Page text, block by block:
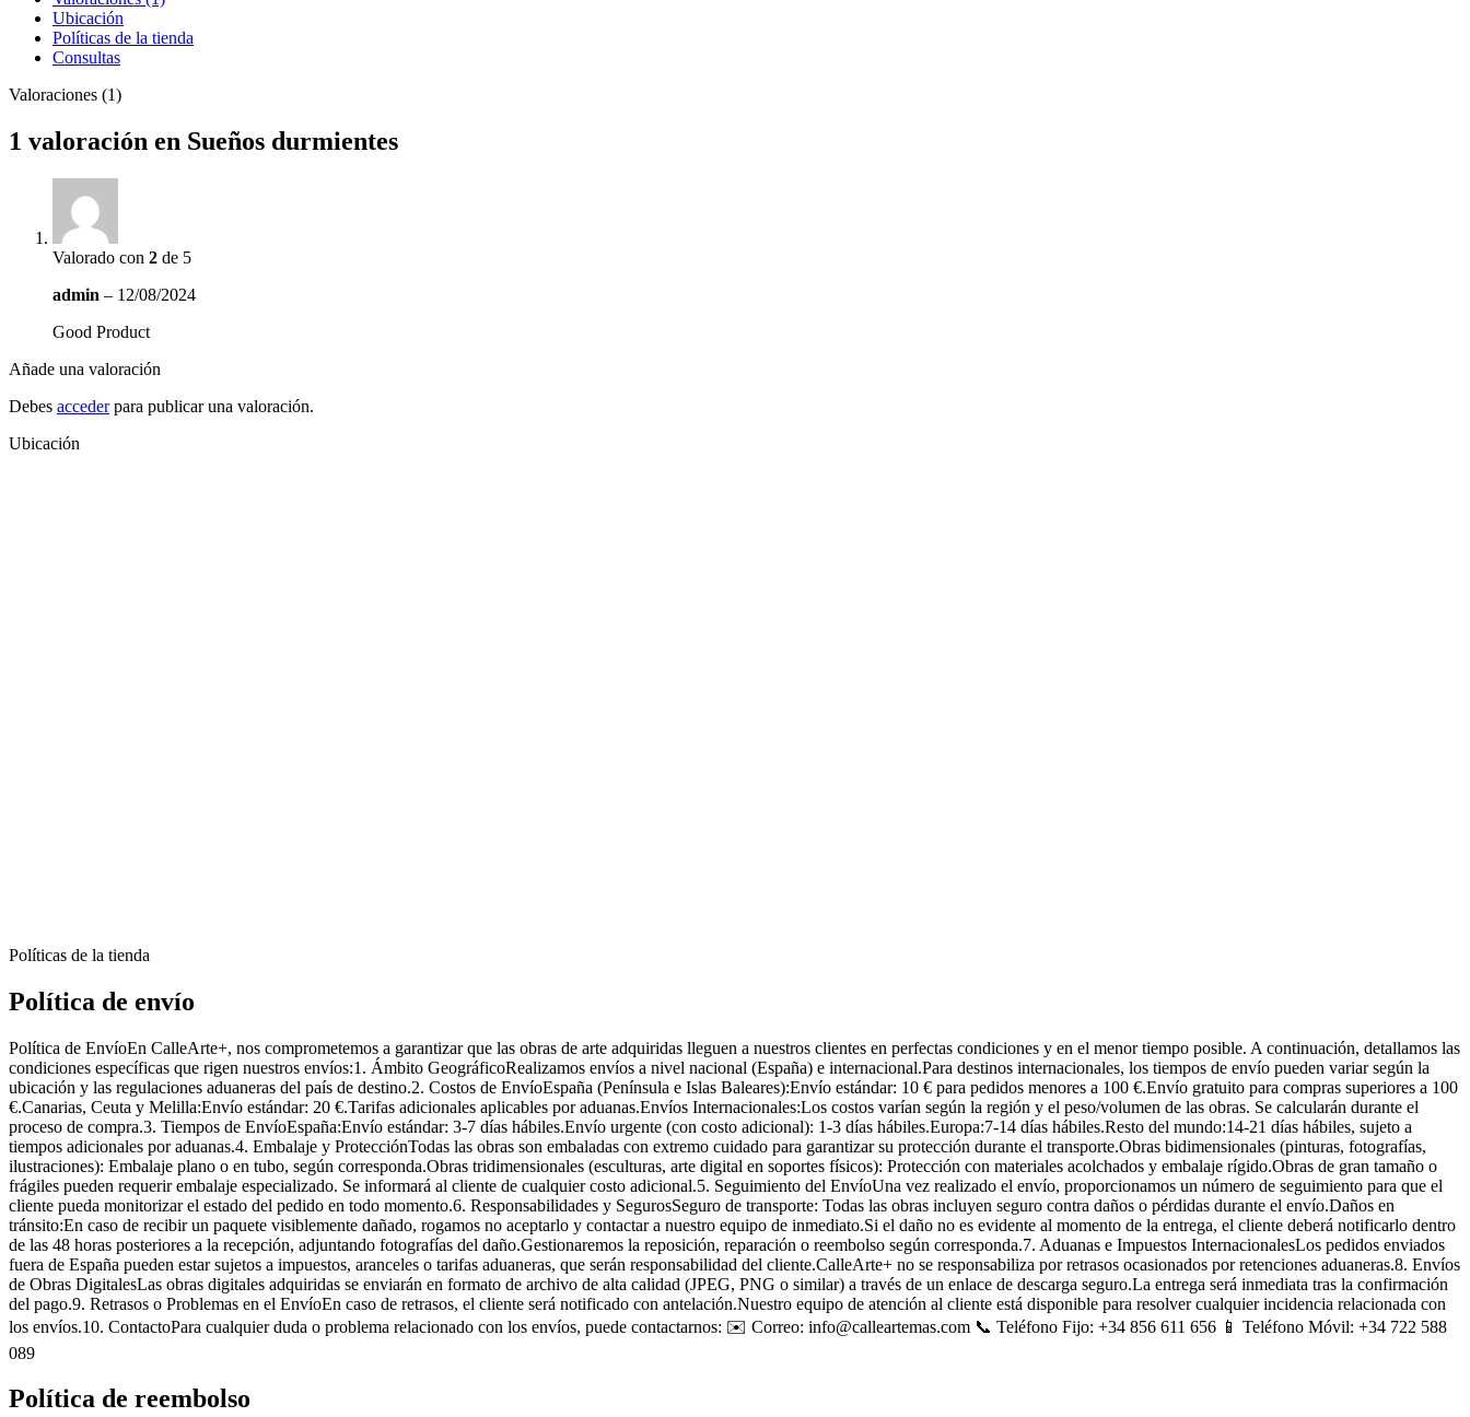
Ubicación
Políticas de la tienda
Consultas
Valoraciones (1)
1 valoración en Sueños durmientes
Valorado con 2 de 5
admin – 12/08/2024
Good Product
Añade una valoración
Debes accederpara publicar una valoración.
Ubicación
Políticas de la tienda
Política de envío
Política de EnvíoEn CalleArte+, nos comprometemos a garantizar que las obras de arte adquiridas lleguen a nuestros clientes en perfectas condiciones y en el menor tiempo posible. A continuación, detallamos las
condiciones específicas que rigen nuestros envíos:1. Ámbito GeográficoRealizamos envíos a nivel nacional (España) e internacional.Para destinos internacionales, los tiempos de envío pueden variar según la
ubicación y las regulaciones aduaneras del país de destino.2. Costos de EnvíoEspaña (Península e Islas Baleares):Envío estándar: 10 € para pedidos menores a 100 €.Envío gratuito para compras superiores a 100
€.Canarias, Ceuta y Melilla:Envío estándar: 20 €.Tarifas adicionales aplicables por aduanas.Envíos Internacionales:Los costos varían según la región y el peso/volumen de las obras. Se calcularán durante el
proceso de compra.3. Tiempos de EnvíoEspaña:Envío estándar: 3-7 días hábiles.Envío urgente (con costo adicional): 1-3 días hábiles.Europa:7-14 días hábiles.Resto del mundo:14-21 días hábiles, sujeto a
tiempos adicionales por aduanas.4. Embalaje y ProtecciónTodas las obras son embaladas con extremo cuidado para garantizar su protección durante el transporte.Obras bidimensionales (pinturas, fotografías,
ilustraciones): Embalaje plano o en tubo, según corresponda.Obras tridimensionales (esculturas, arte digital en soportes físicos): Protección con materiales acolchados y embalaje rígido.Obras de gran tamaño o
frágiles pueden requerir embalaje especializado. Se informará al cliente de cualquier costo adicional.5. Seguimiento del EnvíoUna vez realizado el envío, proporcionamos un número de seguimiento para que el
cliente pueda monitorizar el estado del pedido en todo momento.6. Responsabilidades y SegurosSeguro de transporte: Todas las obras incluyen seguro contra daños o pérdidas durante el envío.Daños en
tránsito:En caso de recibir un paquete visiblemente dañado, rogamos no aceptarlo y contactar a nuestro equipo de inmediato.Si el daño no es evidente al momento de la entrega, el cliente deberá notificarlo dentro
de las 48 horas posteriores a la recepción, adjuntando fotografías del daño.Gestionaremos la reposición, reparación o reembolso según corresponda.7. Aduanas e Impuestos InternacionalesLos pedidos enviados
fuera de España pueden estar sujetos a impuestos, aranceles o tarifas aduaneras, que serán responsabilidad del cliente.CalleArte+ no se responsabiliza por retrasos ocasionados por retenciones aduaneras.8. Envíos
de Obras DigitalesLas obras digitales adquiridas se enviarán en formato de archivo de alta calidad (JPEG, PNG o similar) a través de un enlace de descarga seguro.La entrega será inmediata tras la confirmación
del pago.9. Retrasos o Problemas en el EnvíoEn caso de retrasos, el cliente será notificado con antelación.Nuestro equipo de atención al cliente está disponible para resolver cualquier incidencia relacionada con
los envíos.10. ContactoPara cualquier duda o problema relacionado con los envíos, puede contactarnos: ✉️ Correo: info@calleartemas.com 📞 Teléfono Fijo: +34 856 611 656 📱 Teléfono Móvil: +34 722 588
089
Política de reembolso